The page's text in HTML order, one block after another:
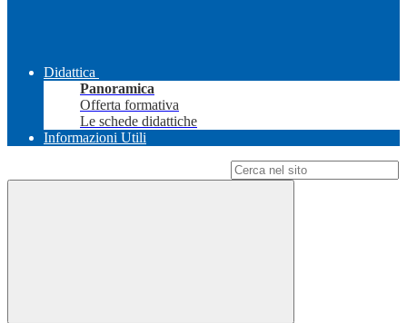
Didattica
Panoramica
Offerta formativa
Le schede didattiche
Informazioni Utili